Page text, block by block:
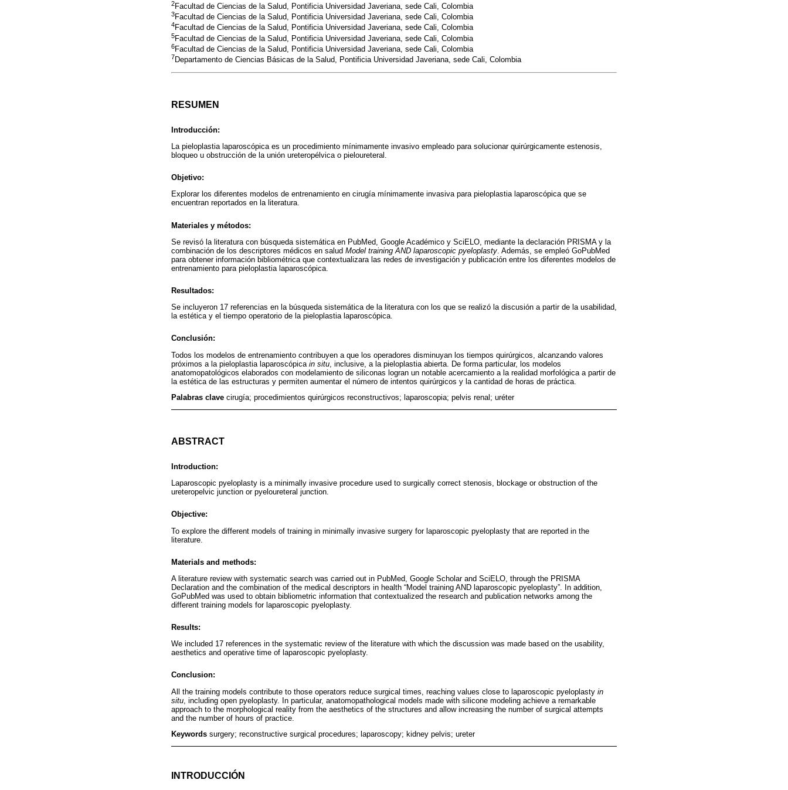
2Facultad de Ciencias de la Salud, Pontificia Universidad Javeriana, sede Cali, Colombia
3Facultad de Ciencias de la Salud, Pontificia Universidad Javeriana, sede Cali, Colombia
4Facultad de Ciencias de la Salud, Pontificia Universidad Javeriana, sede Cali, Colombia
5Facultad de Ciencias de la Salud, Pontificia Universidad Javeriana, sede Cali, Colombia
6Facultad de Ciencias de la Salud, Pontificia Universidad Javeriana, sede Cali, Colombia
7Departamento de Ciencias Básicas de la Salud, Pontificia Universidad Javeriana, sede Cali, Colombia
RESUMEN
Introducción:
La pieloplastia laparoscópica es un procedimiento mínimamente invasivo empleado para solucionar quirúrgicamente estenosis,
bloqueo u obstrucción de la unión ureteropélvica o pieloureteral.
Objetivo:
Explorar los diferentes modelos de entrenamiento en cirugía mínimamente invasiva para pieloplastia laparoscópica que se
encuentran reportados en la literatura.
Materiales y métodos:
Se revisó la literatura con búsqueda sistemática en PubMed, Google Académico y SciELO, mediante la declaración PRISMA y la
combinación de los descriptores médicos en salud Model training AND laparoscopic pyeloplasty . Además, se empleó GoPubMed
para obtener información bibliométrica que contextualizara las redes de investigación y publicación entre los diferentes modelos de
entrenamiento para pieloplastia laparoscópica.
Resultados:
Se incluyeron 17 referencias en la búsqueda sistemática de la literatura con los que se realizó la discusión a partir de la usabilidad,
la estética y el tiempo operatorio de la pieloplastia laparoscópica.
Conclusión:
Todos los modelos de entrenamiento contribuyen a que los operadores disminuyan los tiempos quirúrgicos, alcanzando valores
próximos a la pieloplastia laparoscópica in situ , inclusive, a la pieloplastia abierta. De forma particular, los modelos
anatomopatológicos elaborados con modelamiento de siliconas logran un notable acercamiento a la realidad morfológica a partir de
la estética de las estructuras y permiten aumentar el número de intentos quirúrgicos y la cantidad de horas de práctica.
Palabras clave cirugía; procedimientos quirúrgicos reconstructivos; laparoscopia; pelvis renal; uréter
ABSTRACT
Introduction:
Laparoscopic pyeloplasty is a minimally invasive procedure used to surgically correct stenosis, blockage or obstruction of the
ureteropelvic junction or pyeloureteral junction.
Objective:
To explore the different models of training in minimally invasive surgery for laparoscopic pyeloplasty that are reported in the
literature.
Materials and methods:
A literature review with systematic search was carried out in PubMed, Google Scholar and SciELO, through the PRISMA
Declaration and the combination of the medical descriptors in health “Model training AND laparoscopic pyeloplasty”. In addition,
GoPubMed was used to obtain bibliometric information that contextualized the research and publication networks among the
different training models for laparoscopic pyeloplasty.
Results:
We included 17 references in the systematic review of the literature with which the discussion was made based on the usability,
aesthetics and operative time of laparoscopic pyeloplasty.
Conclusion:
All the training models contribute to those operators reduce surgical times, reaching values close to laparoscopic pyeloplasty in
situ , including open pyeloplasty. In particular, anatomopathological models made with silicone modeling achieve a remarkable
approach to the morphological reality from the aesthetics of the structures and allow increasing the number of surgical attempts
and the number of hours of practice.
Keywords surgery; reconstructive surgical procedures; laparoscopy; kidney pelvis; ureter
INTRODUCCIÓN